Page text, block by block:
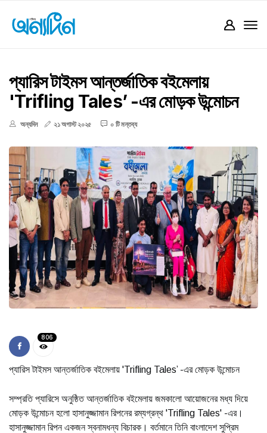
প্যারিস টাইমস আন্তর্জাতিক বইমেলায়
'Trifling Tales’ -এর মোড়ক উন্মোচন
অন্যদিন ২১ অগাস্ট ২০২৫ ০ টি মন্তব্য
806
প্যারিস টাইমস আন্তর্জাতিক বইমেলায় 'Trifling Tales’ -এর মোড়ক উন্মোচন
সম্প্রতি প্যারিসে অনুষ্ঠিত আন্তর্জাতিক বইমেলায় জমকালো আয়োজনের মধ্য দিয়ে
মোড়ক উন্মোচন হলো হাসানুজ্জামান রিপনের রম্যগ্রন্থ 'Trifling Tales' -এর।
হাসানুজ্জামান রিপন একজন স্বনামধন্য বিচারক। বর্তমানে তিনি বাংলাদেশ সুপ্রিম